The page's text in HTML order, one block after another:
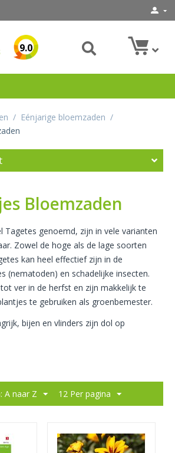
9.0
/ Eénjarige bloemzaden /
Bloemzaden
Tagetes genoemd, zijn in vele varianten
Zowel de hoge als de lage soorten
kan heel effectief zijn in de
(nematoden) en schadelijke insecten.
ver in de herfst en zijn makkelijk te
te gebruiken als groenbemester.
bijen en vlinders zijn dol op
A naar Z 12 Per pagina